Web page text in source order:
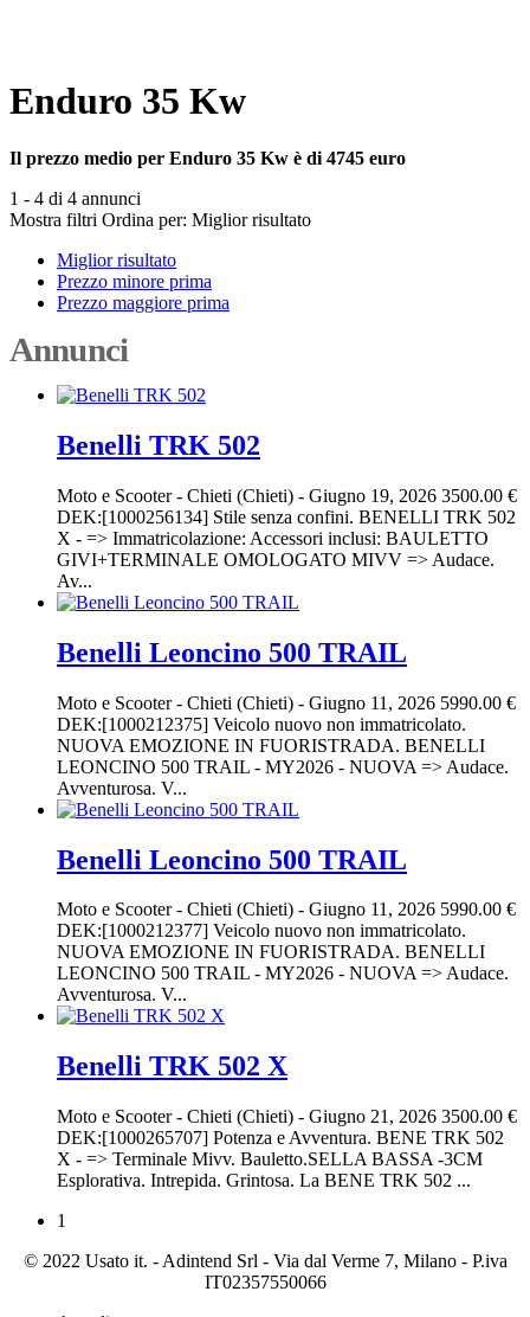
Enduro 35 Kw
Il prezzo medio per Enduro 35 Kw è di 4745 euro
1 - 4 di 4 annunci
Mostra filtri Ordina per: Miglior risultato
Miglior risultato
Prezzo minore prima
Prezzo maggiore prima
Annunci
Benelli TRK 502
Moto e Scooter- Chieti (Chieti) - Giugno 19, 2026 3500.00 €
DEK:[1000256134] Stile senza confini. BENELLI TRK 502
X - => Immatricolazione: Accessori inclusi: BAULETTO
GIVI+TERMINALE OMOLOGATO MIVV => Audace.
Av...
Benelli Leoncino 500 TRAIL
Moto e Scooter- Chieti (Chieti) - Giugno 11, 2026 5990.00 €
DEK:[1000212375] Veicolo nuovo non immatricolato.
NUOVA EMOZIONE IN FUORISTRADA. BENELLI
LEONCINO 500 TRAIL - MY2026 - NUOVA => Audace.
Avventurosa. V...
Benelli Leoncino 500 TRAIL
Moto e Scooter- Chieti (Chieti) - Giugno 11, 2026 5990.00 €
DEK:[1000212377] Veicolo nuovo non immatricolato.
NUOVA EMOZIONE IN FUORISTRADA. BENELLI
LEONCINO 500 TRAIL - MY2026 - NUOVA => Audace.
Avventurosa. V...
Benelli TRK 502 X
Moto e Scooter- Chieti (Chieti) - Giugno 21, 2026 3500.00 €
DEK:[1000265707] Potenza e Avventura. BENE TRK 502
X - => Terminale Mivv. Bauletto.SELLA BASSA -3CM
Esplorativa. Intrepida. Grintosa. La BENE TRK 502 ...
1
© 2022 Usato it. - Adintend Srl - Via dal Verme 7, Milano - P.iva
IT02357550066